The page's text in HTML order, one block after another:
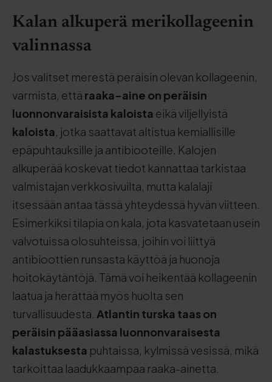
Kalan alkuperä merikollageenin
valinnassa
Jos valitset merestä peräisin olevan kollageenin,
varmista, että raaka-aine on peräisin
luonnonvaraisista kaloista eikä viljellyistä
kaloista, jotka saattavat altistua kemiallisille
epäpuhtauksille ja antibiooteille. Kalojen
alkuperää koskevat tiedot kannattaa tarkistaa
valmistajan verkkosivuilta, mutta kalalaji
itsessään antaa tässä yhteydessä hyvän viitteen.
Esimerkiksi tilapia on kala, jota kasvatetaan usein
valvotuissa olosuhteissa, joihin voi liittyä
antibioottien runsasta käyttöä ja huonoja
hoitokäytäntöjä. Tämä voi heikentää kollageenin
laatua ja herättää myös huolta sen
turvallisuudesta. Atlantin turska taas on
peräisin pääasiassa luonnonvaraisesta
kalastuksesta puhtaissa, kylmissä vesissä, mikä
tarkoittaa laadukkaampaa raaka-ainetta.